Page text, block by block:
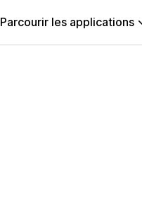
Parcourir les applications